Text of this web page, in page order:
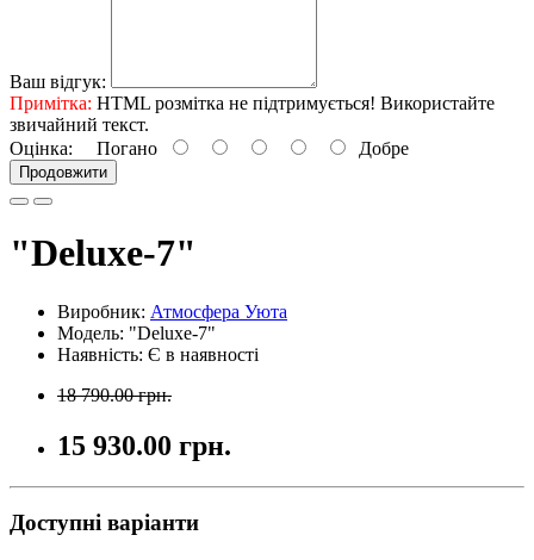
Ваш відгук:
Примітка: HTML розмітка не підтримується! Використайте
звичайний текст.
Оцінка: Погано Добре
Продовжити
"Deluxe-7"
Виробник: Атмосфера Уюта
Модель: "Deluxe-7"
Наявність: Є в наявності
18 790.00 грн.
15 930.00 грн.
Доступні варіанти